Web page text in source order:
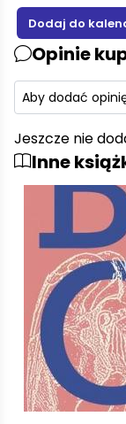
Opinie
Aby dodać
Jeszcze nie
Inne